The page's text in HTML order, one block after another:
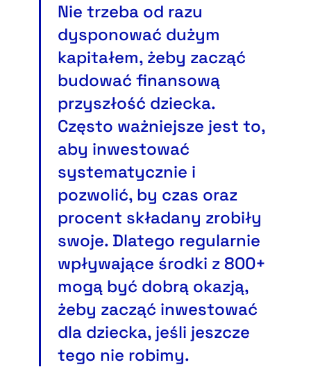
Nie trzeba od razu
dysponować dużym
kapitałem, żeby zacząć
budować finansową
przyszłość dziecka.
Często ważniejsze jest to,
aby inwestować
systematycznie i
pozwolić, by czas oraz
procent składany zrobiły
swoje. Dlatego regularnie
wpływające środki z 800+
mogą być dobrą okazją,
żeby zacząć inwestować
dla dziecka, jeśli jeszcze
tego nie robimy.